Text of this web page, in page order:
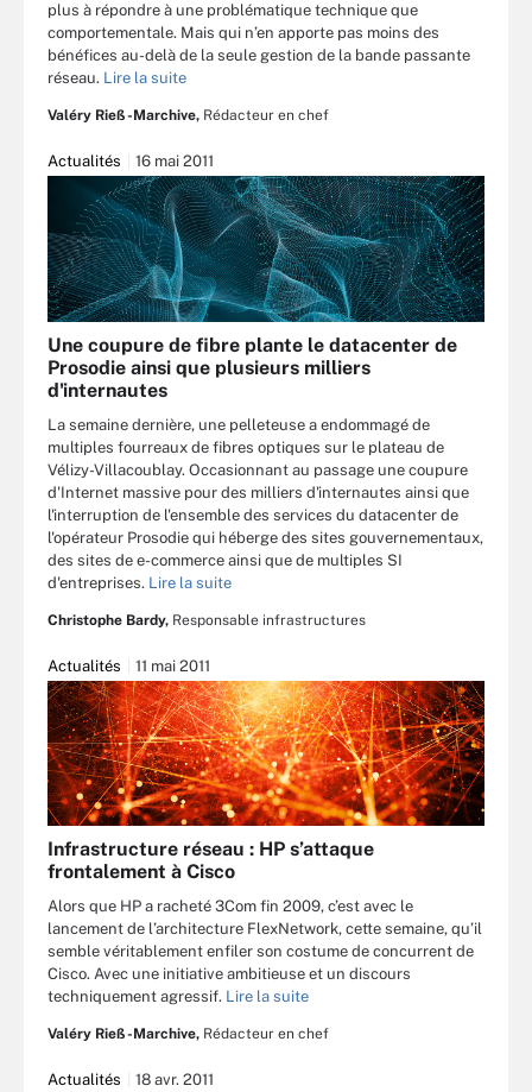
plus à répondre à une problématique technique que
comportementale. Mais qui n’en apporte pas moins des
bénéfices au-delà de la seule gestion de la bande passante
réseau. Lire la suite
Valéry Rieß-Marchive, Rédacteur en chef
Actualités 16 mai 2011
Une coupure de fibre plante le datacenter de
Prosodie ainsi que plusieurs milliers
d'internautes
La semaine dernière, une pelleteuse a endommagé de
multiples fourreaux de fibres optiques sur le plateau de
Vélizy-Villacoublay. Occasionnant au passage une coupure
d'Internet massive pour des milliers d'internautes ainsi que
l'interruption de l'ensemble des services du datacenter de
l'opérateur Prosodie qui héberge des sites gouvernementaux,
des sites de e-commerce ainsi que de multiples SI
d'entreprises. Lire la suite
Christophe Bardy, Responsable infrastructures
Actualités 11 mai 2011
Infrastructure réseau : HP s’attaque
frontalement à Cisco
Alors que HP a racheté 3Com fin 2009, c’est avec le
lancement de l’architecture FlexNetwork, cette semaine, qu’il
semble véritablement enfiler son costume de concurrent de
Cisco. Avec une initiative ambitieuse et un discours
techniquement agressif. Lire la suite
Valéry Rieß-Marchive, Rédacteur en chef
Actualités 18 avr. 2011